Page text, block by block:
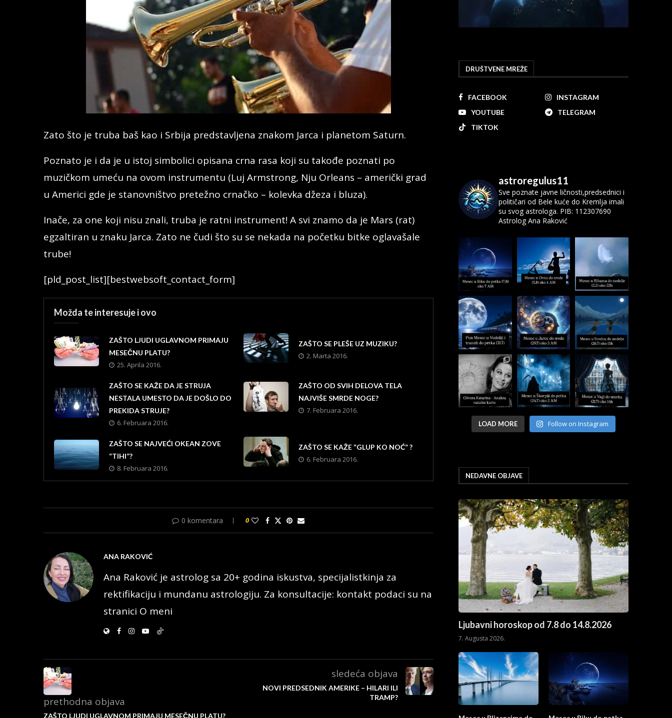
Zato što je truba baš kao i Srbija predstavljena znakom Jarca i planetom Saturn.
Poznato je i da je u istoj simbolici opisana crna rasa koji su takođe poznati po
muzičkom umeću na ovom instrumentu (Luj Armstrong, Nju Orleans – američki grad
u Americi gde je stanovništvo pretežno crnačko – kolevka džeza i bluza).
Inače, za one koji nisu znali, truba je ratni instrument! A svi znamo da je Mars (rat)
egzaltiran u znaku Jarca. Zato ne čudi što su se nekada na početku bitke oglavašale
trube!
[pld_post_list][bestwebsoft_contact_form]
Možda te interesuje i ovo
ZAŠTO LJUDI UGLAVNOM PRIMAJU
MESEČNU PLATU?
25. Aprila 2016.
ZAŠTO SE PLEŠE UZ MUZIKU?
2. Marta 2016.
ZAŠTO SE KAŽE DA JE STRUJA
NESTALA UMESTO DA JE DOŠLO DO
PREKIDA STRUJE?
6. Februara 2016.
ZAŠTO OD SVIH DELOVA TELA
NAJVIŠE SMRDE NOGE?
7. Februara 2016.
ZAŠTO SE NAJVEĆI OKEAN ZOVE
“TIHI”?
8. Februara 2016.
ZAŠTO SE KAŽE “GLUP KO NOĆ” ?
6. Februara 2016.
0 komentara 0
ANA RAKOVIĆ
Ana Raković je astrolog sa 20+ godina iskustva, specijalistkinja za
rektifikaciju i mundanu astrologiju. Za konsultacije: kontakt podaci su na
stranici O meni
prethodna objava
ZAŠTO LJUDI UGLAVNOM PRIMAJU MESEČNU PLATU?
sledeća objava
NOVI PREDSEDNIK AMERIKE – HILARI ILI
TRAMP?
DRUŠTVENE MREŽE
FACEBOOK
INSTAGRAM
YOUTUBE
TELEGRAM
TIKTOK
astroregulus11
Sve poznate javne ličnosti,predsednici i
političari od Bele kuće do Kremlja imali
su svog astrologa. PIB: 112307690
Astrolog Ana Raković
LOAD MORE Follow on Instagram
NEDAVNE OBJAVE
Ljubavni horoskop od 7.8 do 14.8.2026
7. Augusta 2026.